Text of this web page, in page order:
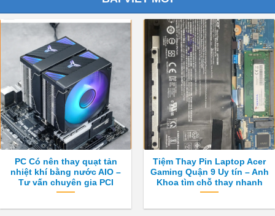
PC Có nên thay quạt tản
nhiệt khí bằng nước AIO –
Tư vấn chuyên gia PCI
Tiệm Thay Pin Laptop Acer
Gaming Quận 9 Uy tín – Anh
Khoa tìm chỗ thay nhanh